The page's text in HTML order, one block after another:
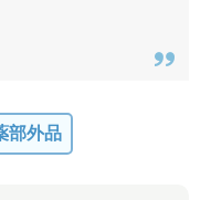
スクの製造を
メーカー
部外品